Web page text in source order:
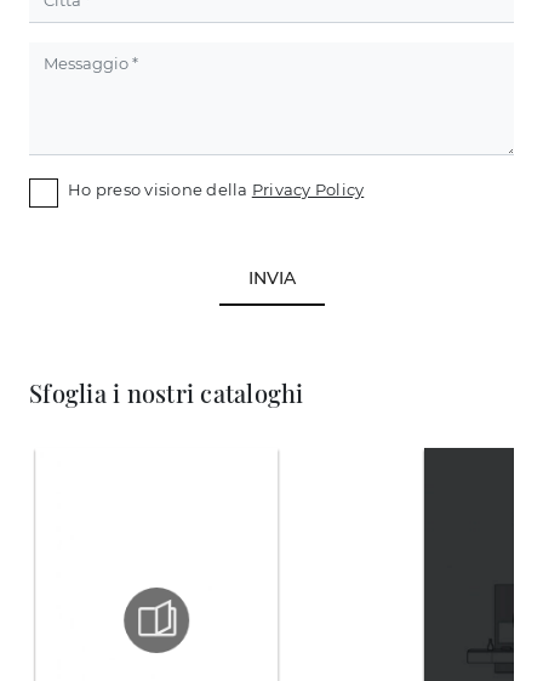
Sfoglia i nostri cataloghi
Ho preso visione della Privacy Policy
INVIA